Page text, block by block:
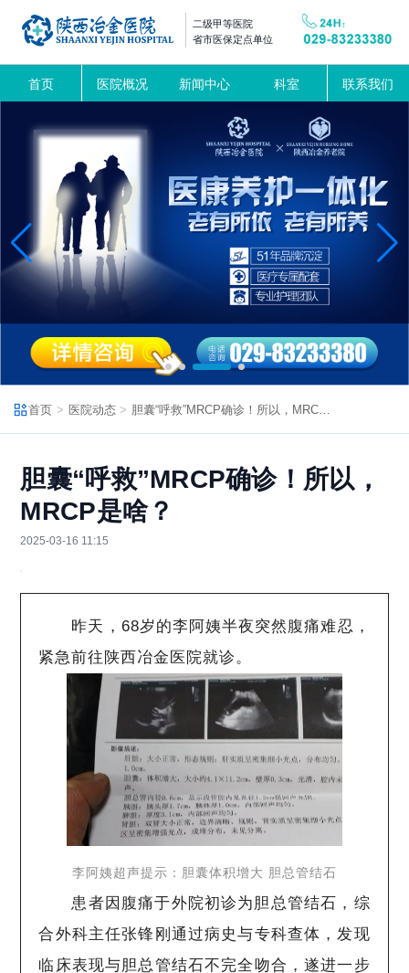
二级甲等医院
省市医保定点单位
首页 医院概况 新闻中心 科室 联系我们
首页 医院动态
胆囊“呼救”MRCP确诊！所以，
MRCP是啥？
2025-03-16 11:15
昨天，68岁的李阿姨半夜突然腹痛难忍，
紧急前往陕西冶金医院就诊。
李阿姨超声提示：胆囊体积增大 胆总管结石
患者因腹痛于外院初诊为胆总管结石，综
合外科主任张锋刚通过病史与专科查体，发现
临床表现与胆总管结石不完全吻合，遂进一步